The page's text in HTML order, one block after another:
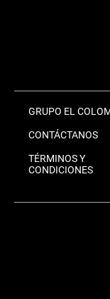
GRUPO EL
CONTÁCTANOS
TÉRMINOS Y
CONDICIONES